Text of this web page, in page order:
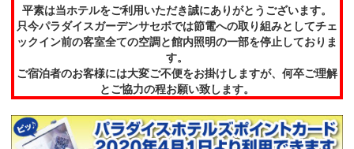
平素は当ホテルをご利用いただき誠にありがとうございます。
只今パラダイスガーデンサセボでは節電への取り組みとしてチェ
ックイン前の客室全ての空調と館内照明の一部を停止しておりま
す。
ご宿泊者のお客様には大変ご不便をお掛けしますが、何卒ご理解
とご協力の程お願い致します。